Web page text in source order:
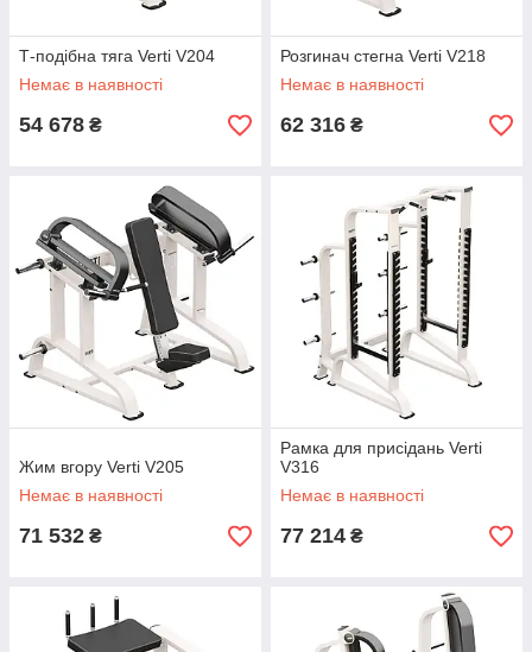
Т-подібна тяга Verti V204
Немає в наявності
54 678 ₴
Розгинач стегна Verti V218
Немає в наявності
62 316 ₴
Жим вгору Verti V205
Немає в наявності
71 532 ₴
Рамка для присідань Verti
V316
Немає в наявності
77 214 ₴